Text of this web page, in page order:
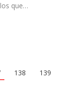
que…
138
139